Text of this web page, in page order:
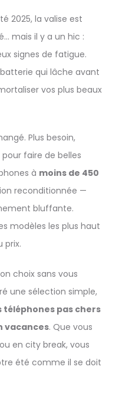
2025, la valise est
mais il y a un hic :
signes de fatigue.
qui lâche avant
vos plus beaux
Plus besoin,
pour faire de belles
à moins de 450
reconditionnée —
bluffante.
modèles les plus haut
prix.
choix sans vous
une sélection simple,
téléphones pas chers
vacances. Que vous
en city break, vous
été comme il se doit